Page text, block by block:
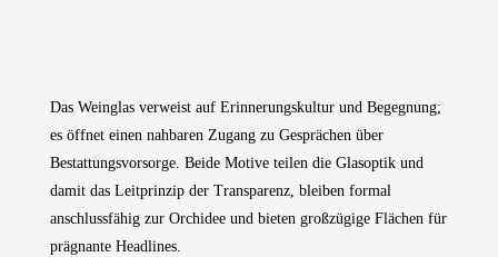
Das Weinglas verweist auf Erinnerungskultur und Begegnung;
es öffnet einen nahbaren Zugang zu Gesprächen über
Bestattungsvorsorge. Beide Motive teilen die Glasoptik und
damit das Leitprinzip der Transparenz, bleiben formal
anschlussfähig zur Orchidee und bieten großzügige Flächen für
prägnante Headlines.